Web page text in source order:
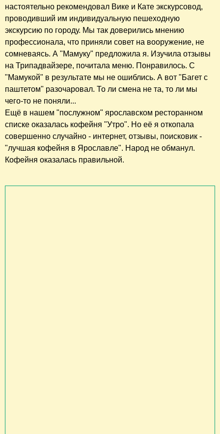
настоятельно рекомендовал Вике и Кате экскурсовод,
проводивший им индивидуальную пешеходную
экскурсию по городу. Мы так доверились мнению
профессионала, что приняли совет на вооружение, не
сомневаясь. А "Мамуку" предложила я. Изучила отзывы
на Трипадвайзере, почитала меню. Понравилось. С
"Мамукой" в результате мы не ошиблись. А вот "Багет с
паштетом" разочаровал. То ли смена не та, то ли мы
чего-то не поняли...
Ещё в нашем "послужном" ярославском ресторанном
списке оказалась кофейня "Утро". Но её я откопала
совершенно случайно - интернет, отзывы, поисковик -
"лучшая кофейня в Ярославле". Народ не обманул.
Кофейня оказалась правильной.